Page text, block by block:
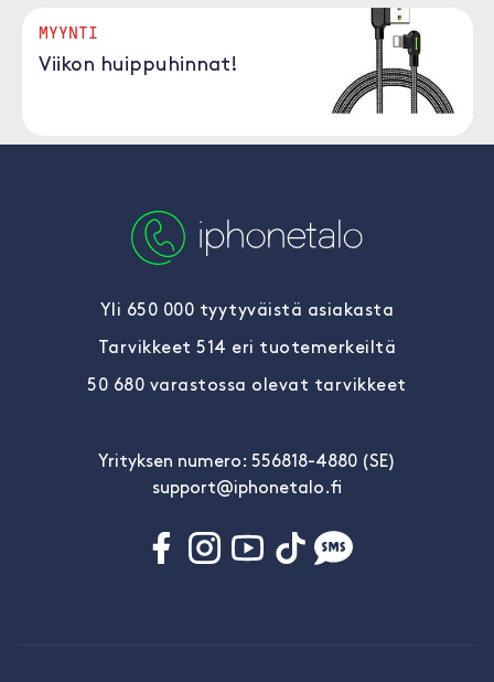
MYYNTI
Viikon huippuhinnat!
Yli 650 000 tyytyväistä asiakasta
Tarvikkeet 514 eri tuotemerkeiltä
50 680 varastossa olevat tarvikkeet
Yrityksen numero: 556818-4880 (SE)
support@iphonetalo.fi